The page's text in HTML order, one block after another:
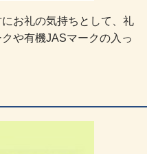
お礼の気持ちとして、礼
や有機JASマークの入っ